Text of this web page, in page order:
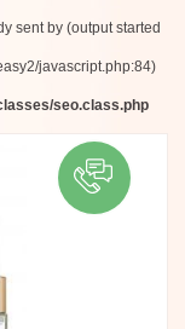
sent by (output started
javascript.php:84)
seo.class.php